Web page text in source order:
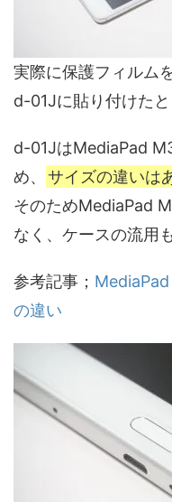
実際に保護フィルム
d-01Jに貼り付けたと
d-01JはMediaPad
め、 サイズの違いは
そのためMediaPad
なく、ケースの流用
参考記事；
の違い